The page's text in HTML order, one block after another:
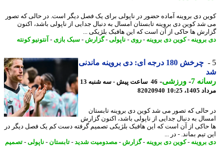
دی بروینه آماده حضور در ناپولی برای یک فصل دیگر است. در حالی که تصور
کوین دی بروینه تابستان امسال به دنبال جدایی از ناپولی باشد، اکنون
ها حاکی از آن است که این هافبک بلژیکی ...
-کوین دی بروینه -روی -ناپولی-گزارش -سبک بازی - آنتونیو کونته
چرخش 180 درجه ای: دی بروینه ماندنی
7
-ورزشی-
46 ساعت پیش - سه شنبه 13
10:25
82020940
که تصور می شد کوین دی بروینه تابستان
به دنبال جدایی از ناپولی باشد، اکنون گزارش
از آن است که این هافبک بلژیکی تصمیم گرفته دست کم یک فصل دیگر در
تیم بماند. - در ...
-کوین دی بروینه -گزارش -مصدومیت شدید-تابستان-ناپولی-تصمیم